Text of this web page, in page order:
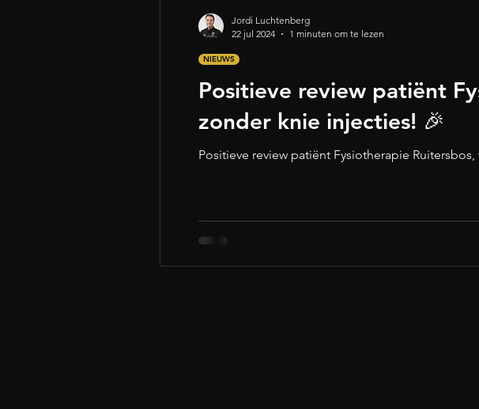
Positieve review patiënt
zonder knie injecties! 🎉
Positieve review patiënt Fysiotherapie
NIEUWS
Jordi Luchtenberg
22 jul 2024
1 minuten om te lezen